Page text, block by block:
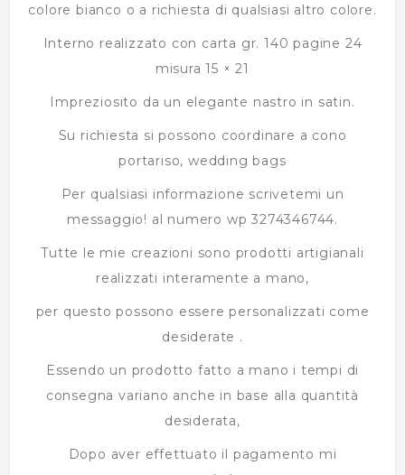
colore bianco o a richiesta di qualsiasi altro colore.
Interno realizzato con carta gr. 140 pagine 24
misura 15 × 21
Impreziosito da un elegante nastro in satin.
Su richiesta si possono coordinare a cono
portariso, wedding bags
Per qualsiasi informazione scrivetemi un
messaggio! al numero wp 3274346744.
Tutte le mie creazioni sono prodotti artigianali
realizzati interamente a mano,
per questo possono essere personalizzati come
desiderate .
Essendo un prodotto fatto a mano i tempi di
consegna variano anche in base alla quantità
desiderata,
Dopo aver effettuato il pagamento mi